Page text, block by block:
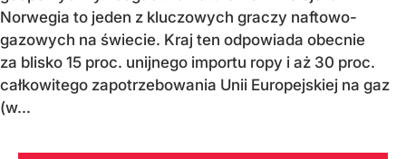
Norwegia to jeden z kluczowych graczy naftowo-
gazowych na świecie. Kraj ten odpowiada obecnie
za blisko 15 proc. unijnego importu ropy i aż 30 proc.
całkowitego zapotrzebowania Unii Europejskiej na gaz
(w...